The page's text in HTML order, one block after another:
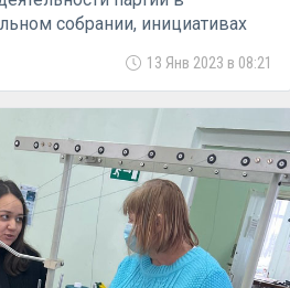
собрании, инициативах
13 Янв 2023 в 08:21